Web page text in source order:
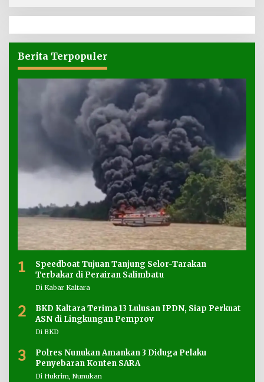
Berita Terpopuler
1
Speedboat Tujuan Tanjung Selor-Tarakan
Terbakar di Perairan Salimbatu
Di Kabar Kaltara
2
BKD Kaltara Terima 13 Lulusan IPDN, Siap Perkuat
ASN di Lingkungan Pemprov
Di BKD
3
Polres Nunukan Amankan 3 Diduga Pelaku
Penyebaran Konten SARA
Di Hukrim, Nunukan